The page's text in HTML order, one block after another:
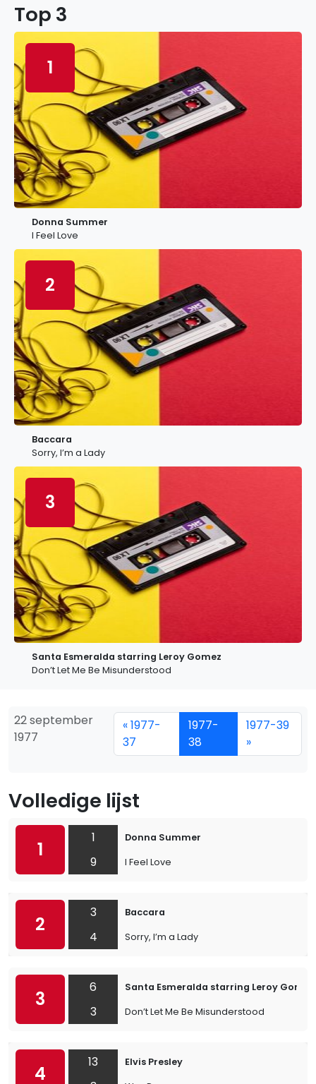
Top 3
1
Donna Summer
I Feel Love
2
Baccara
Sorry, I’m a Lady
3
Santa Esmeralda starring Leroy Gomez
Don’t Let Me Be Misunderstood
22 september
1977
« 1977-
37
1977-
38
1977-39
»
Volledige lijst
1
1
9
Donna Summer
I Feel Love
2
3
4
Baccara
Sorry, I’m a Lady
3
6
3
Santa Esmeralda starring Leroy Gomez
Don’t Let Me Be Misunderstood
4
13
Elvis Presley